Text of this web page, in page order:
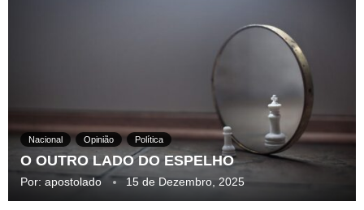
Nacional Opinião Política
O OUTRO LADO DO ESPELHO
Por: apostolado 15 de Dezembro, 2025